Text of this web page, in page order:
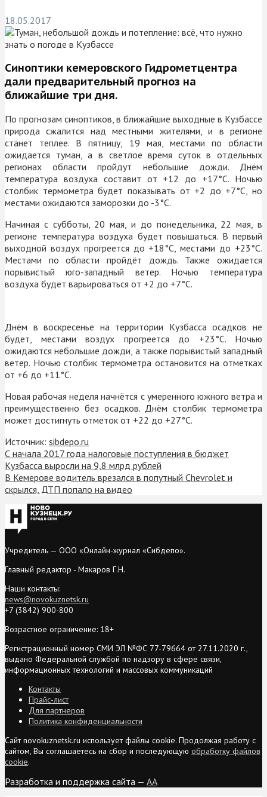
18.05.2017
Синоптики кемеровского Гидрометцентра
дали предварительный прогноз на
ближайшие три дня.
По прогнозам синоптиков, в ближайшие выходные в Кузбассе
природа сжалится над местными жителями, и в регионе
станет теплее. В пятницу, 19 мая, местами по области
ожидается туман, а в светлое время суток в отдельных
регионах области пройдут небольшие дожди. Днём
температура воздуха составит от +12 до +17°С. Ночью
столбик термометра будет показывать от +2 до +7°С , но
местами ожидаются заморозки до -3°С.
Начиная с субботы, 20 мая, и до понедельника, 22 мая, в
регионе температура воздуха будет повышаться. В первый
выходной воздух прогреется до +18°С , местами до +23°С.
Местами по области пройдёт дождь. Также ожидается
порывистый юго-западный ветер. Ночью температура
воздуха будет варьироваться от +2 до +7°С.
Днём в воскресенье на территории Кузбасса осадков не
будет, местами воздух прогреется до +23°С. Ночью
ожидаются небольшие дожди, а также порывистый западный
ветер. Ночью столбик термометра остановится на отметках
от +6 до +11°С.
Новая рабочая неделя начнётся с умеренного южного ветра и
преимущественно без осадков. Днём столбик термометра
может достигнуть отметок от +22 до +27°С.
Источник: sibdepo.ru
С начала 2017 года налоговые поступления в бюджет
Кузбасса выросли на 9,8 млрд рублей
В Кемерове водитель врезался в попутный Chevrolet и
скрылся, ДТП попало на видео
Учредитель — ООО «Онлайн-журнал «Сибдепо».
Главный редактор - Макаров Г.Н.
Наши контакты:
news@novokuznetsk.ru
+7 (3842) 900-800
Возрастное ограничение: 18+
Регистрационный номер СМИ ЭЛ №ФС 77-79664 от 27.11.2020 г.,
выдано Федеральной службой по надзору в сфере связи,
информационных технологий и массовых коммуникаций
Контакты
Прайс-лист
Для партнеров
Политика конфиденциальности
Сайт novokuznetsk.ru использует файлы cookie. Продолжая работу с
сайтом, Вы соглашаетесь на сбор и последующую обработку файлов
cookie.
Разработка и поддержка сайта — AA